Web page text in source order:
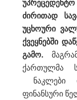
ძირითად
უცხოური
ქვეყნებში
გამო.
ქართულმა
ნაკლები
ფინანსური